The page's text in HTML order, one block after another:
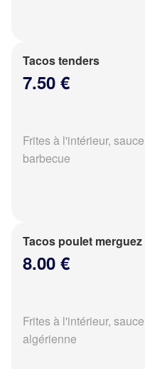
Tacos tenders
7.50 €
Frites à l'intérieur,
barbecue
Tacos poulet merguez
8.00 €
Frites à l'intérieur,
algérienne